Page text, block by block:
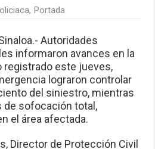
, Portada
Autoridades
informaron avances en la
registrado este jueves,
lograron controlar
del siniestro, mientras
de sofocación total,
el área afectada.
Director de Protección Civil